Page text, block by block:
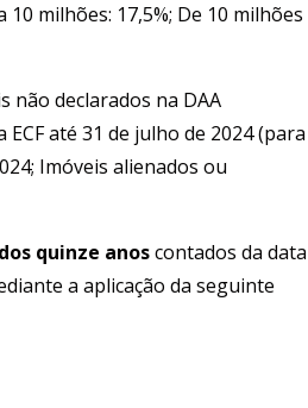
milhões: 17,5%; De 10 milhões
não declarados na DAA
até 31 de julho de 2024 (para
Imóveis alienados ou
quinze anoscontados da data
a aplicação da seguinte